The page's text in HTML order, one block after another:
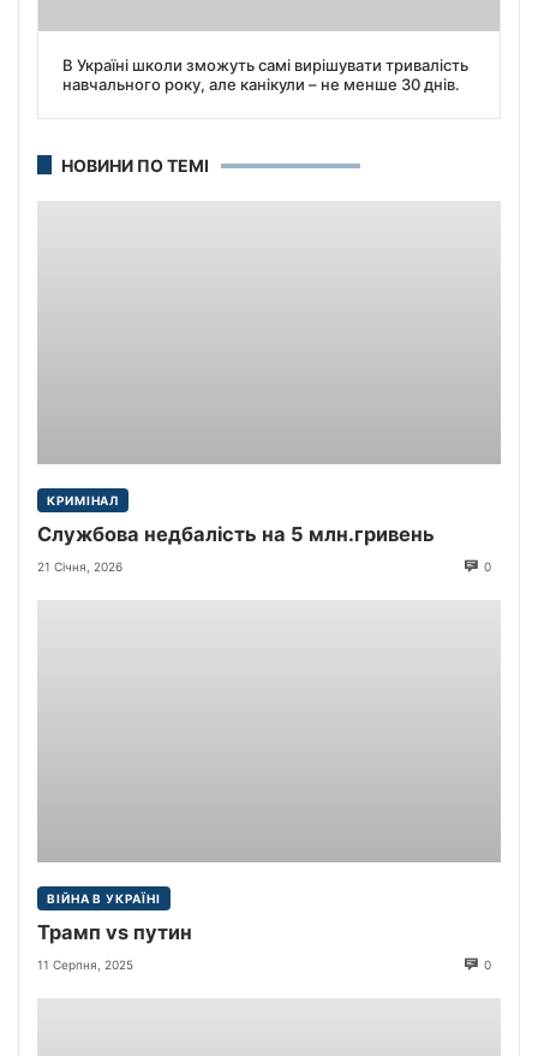
В Україні школи зможуть самі вирішувати тривалість
навчального року, але канікули – не менше 30 днів.
НОВИНИ ПО ТЕМІ
КРИМІНАЛ
Службова недбалість на 5 млн.гривень
21 Січня, 2026 0
ВІЙНА В УКРАЇНІ
Трамп vs путин
11 Серпня, 2025 0